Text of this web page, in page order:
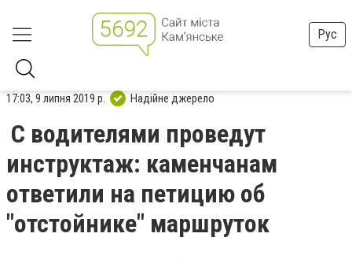
Рус
17:03, 9 липня 2019 р. Надійне джерело
С водителями проведут
инструктаж: каменчанам
ответили на петицию об
"отстойнике" маршруток